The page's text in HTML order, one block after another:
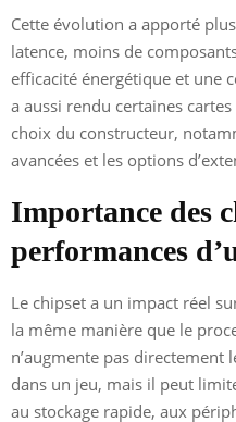
Cette évolution a apporté
latence, moins de
efficacité énergétique et une
a aussi rendu certaines
choix du constructeur,
avancées et les options
Importance des
performances
Le chipset a un impact réel
la même manière que le
n’augmente pas directement
dans un jeu, mais il peut
au stockage rapide, aux